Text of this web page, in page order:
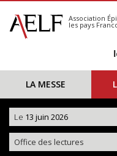
S'abonner
Calendrier
Association
les pays
LA MESSE
Le 13 juin 2026
Office des lectures